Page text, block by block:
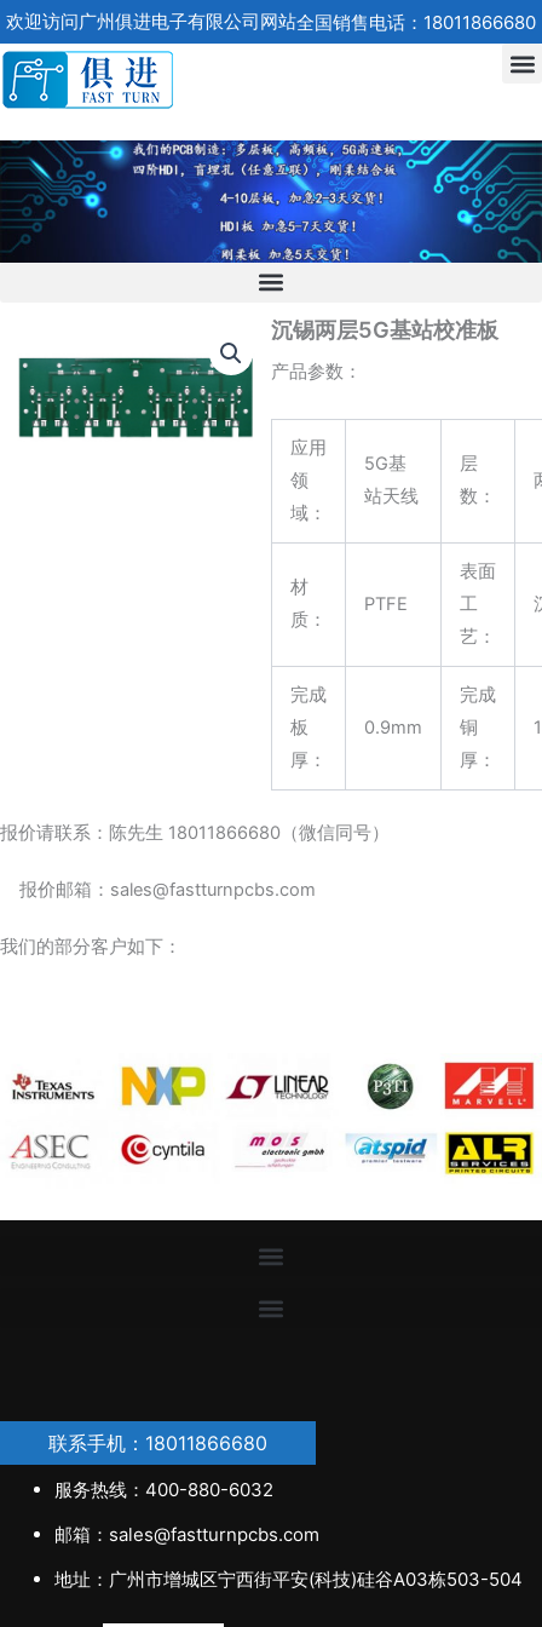
跳
至
内
容
欢迎访问广州俱进电子有限公司网站全国销售电话：18011866680
沉锡两层5G基站校准板
产品参数：
应用
领
域：
5G基
站天线
层
数：
材
质：
PTFE
表面
工
艺：
完成
板
厚：
0.9mm
完成
铜
厚：
报价请联系：陈先生 18011866680（微信同号）
报价邮箱：sales@fastturnpcbs.com
我们的部分客户如下：
联系手机：18011866680
服务热线：400-880-6032
邮箱：sales@fastturnpcbs.com
地址：广州市增城区宁西街平安(科技)硅谷A03栋503-504